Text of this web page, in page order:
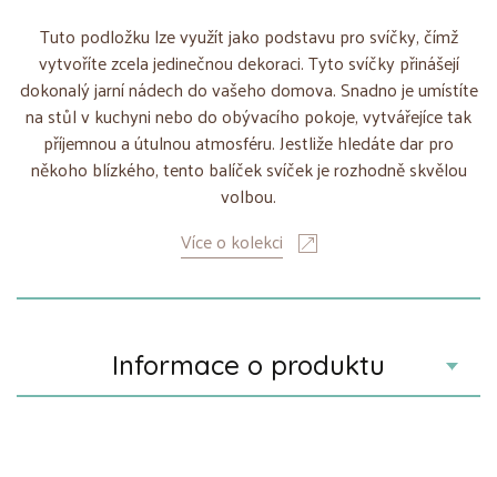
Tuto podložku lze využít jako podstavu pro svíčky, čímž
vytvoříte zcela jedinečnou dekoraci. Tyto svíčky přinášejí
dokonalý jarní nádech do vašeho domova. Snadno je umístíte
na stůl v kuchyni nebo do obývacího pokoje, vytvářejíce tak
příjemnou a útulnou atmosféru. Jestliže hledáte dar pro
někoho blízkého, tento balíček svíček je rozhodně skvělou
volbou.
Více o kolekci
Informace o produktu